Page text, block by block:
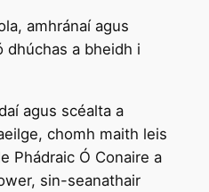
amhránaí agus
dhúchas a bheidh i
agus scéalta a
chomh maith leis
Phádraic Ó Conaire a
sin-seanathair